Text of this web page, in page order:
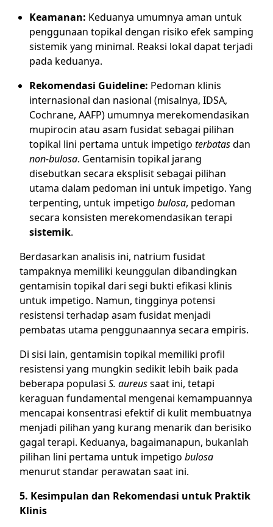
Keamanan: Keduanya umumnya aman untuk
penggunaan topikal dengan risiko efek samping
sistemik yang minimal. Reaksi lokal dapat terjadi
pada keduanya.
Rekomendasi Guideline: Pedoman klinis
internasional dan nasional (misalnya, IDSA,
Cochrane, AAFP) umumnya merekomendasikan
mupirocin atau asam fusidat sebagai pilihan
topikal lini pertama untuk impetigo terbatasdan
non-bulosa. Gentamisin topikal jarang
disebutkan secara eksplisit sebagai pilihan
utama dalam pedoman ini untuk impetigo. Yang
terpenting, untuk impetigo bulosa, pedoman
secara konsisten merekomendasikan terapi
sistemik.
Berdasarkan analisis ini, natrium fusidat
tampaknya memiliki keunggulan dibandingkan
gentamisin topikal dari segi bukti efikasi klinis
untuk impetigo. Namun, tingginya potensi
resistensi terhadap asam fusidat menjadi
pembatas utama penggunaannya secara empiris.
Di sisi lain, gentamisin topikal memiliki profil
resistensi yang mungkin sedikit lebih baik pada
beberapa populasi S. aureussaat ini, tetapi
keraguan fundamental mengenai kemampuannya
mencapai konsentrasi efektif di kulit membuatnya
menjadi pilihan yang kurang menarik dan berisiko
gagal terapi. Keduanya, bagaimanapun, bukanlah
pilihan lini pertama untuk impetigo bulosa
menurut standar perawatan saat ini.
5. Kesimpulan dan Rekomendasi untuk Praktik
Klinis